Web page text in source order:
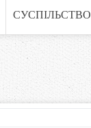
СУСПІЛЬСТВО